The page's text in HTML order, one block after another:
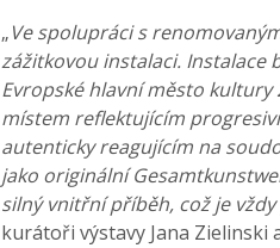
„Ve spolupráci s
zážitkovou instalaci. Instalace
Evropské hlavní město
místem reflektujícím
autenticky reagujícím na
jako originální
silný vnitřní příběh, což je
kurátoři výstavy Jana Zielinski